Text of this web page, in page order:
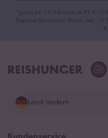
*gültig bei 15 % Rabatt ab 99 €/
Digitaler Reiskocher Starter Set),
Land ändern
Deutschland